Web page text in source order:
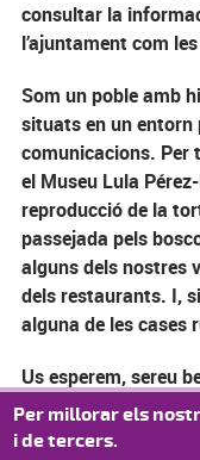
consultar la
l’ajuntament com
Som un poble amb
situats en un
comunicacions. Per
el Museu Lula
reproducció de la
passejada pels
alguns dels nostres
dels restaurants. I,
alguna de les cases
Us esperem, sereu
Ajuntament de
Per millorar els
i de tercers.